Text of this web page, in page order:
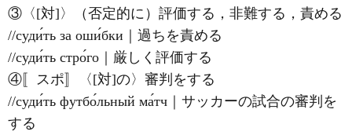
③〈[対]〉（否定的に）評価する，非難する，責める
//суди́ть за оши́бки｜過ちを責める
//суди́ть стро́го｜厳しく評価する
④〚スポ〛〈[対]の〉審判をする
//суди́ть футбо́льный ма́тч｜サッカーの試合の審判を
する